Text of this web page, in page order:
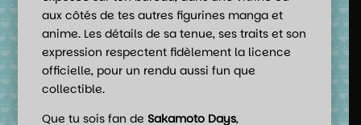
aux côtés de tes autres figurines manga et
anime. Les détails de sa tenue, ses traits et son
expression respectent fidèlement la licence
officielle, pour un rendu aussi fun que
collectible.
Que tu sois fan de Sakamoto Days,